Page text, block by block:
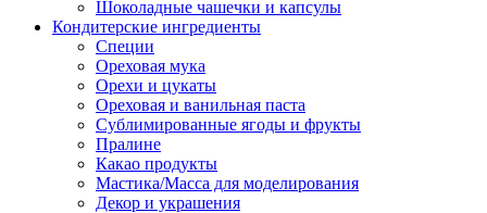
Шоколадные чашечки и капсулы
Кондитерские ингредиенты
Специи
Ореховая мука
Орехи и цукаты
Ореховая и ванильная паста
Сублимированные ягоды и фрукты
Пралине
Какао продукты
Мастика/Масса для моделирования
Декор и украшения